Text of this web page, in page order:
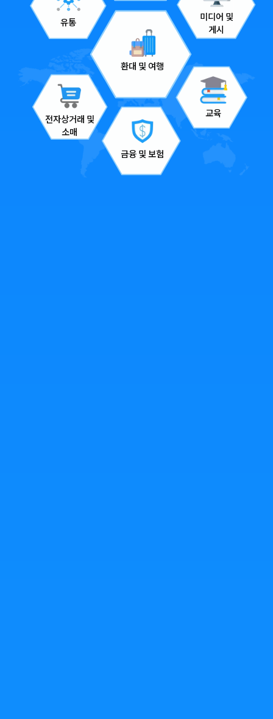
유통
전자상거래 및
소매
미디어 및
게시
환대 및 여행
금융 및 보험
교육